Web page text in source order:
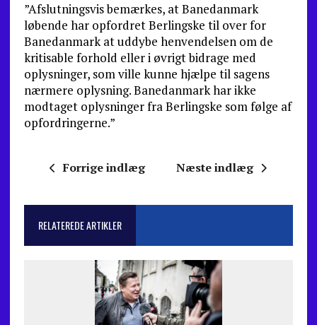
”Afslutningsvis bemærkes, at Banedanmark
løbende har opfordret Berlingske til over for
Banedanmark at uddybe henvendelsen om de
kritisable forhold eller i øvrigt bidrage med
oplysninger, som ville kunne hjælpe til sagens
nærmere oplysning. Banedanmark har ikke
modtaget oplysninger fra Berlingske som følge af
opfordringerne.”
Forrige indlæg Næste indlæg
RELATEREDE ARTIKLER